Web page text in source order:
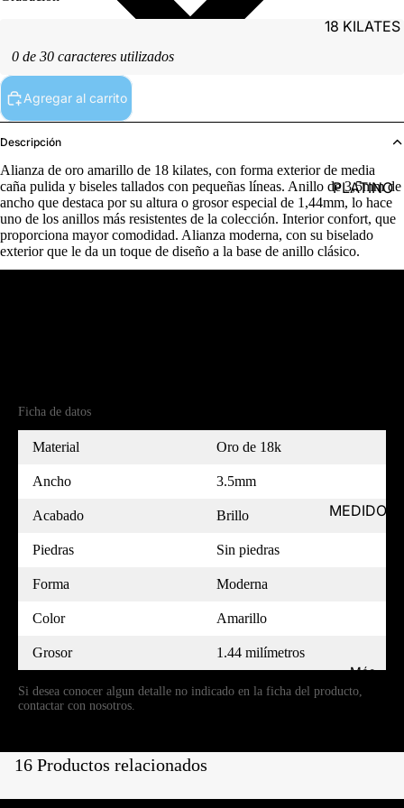
18 KILATES
PLATINO
MEDIDOR
Más
0 de 30 caracteres utilizados
Agregar al carrito
Descripción
Alianza de oro amarillo de 18 kilates, con forma exterior de media
caña pulida y biseles tallados con pequeñas líneas. Anillo de 3,5mm de
ancho que destaca por su altura o grosor especial de 1,44mm, lo hace
uno de los anillos más resistentes de la colección. Interior confort, que
proporciona mayor comodidad. Alianza moderna, con su biselado
exterior que le da un toque de diseño a la base de anillo clásico.
Ficha de datos
Material Oro de 18k
Ancho 3.5mm
Acabado Brillo
Piedras Sin piedras
Forma Moderna
Color Amarillo
Grosor 1.44 milímetros
Si desea conocer algun detalle no indicado en la ficha del producto,
contactar con nosotros.
16 Productos relacionados